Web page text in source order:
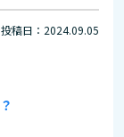
稿日：2024.09.05